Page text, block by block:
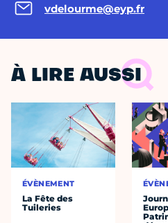
vdelourme@eyp.fr
À LIRE AUSSI
ÉVÈNEMENT
La Fête des
Tuileries